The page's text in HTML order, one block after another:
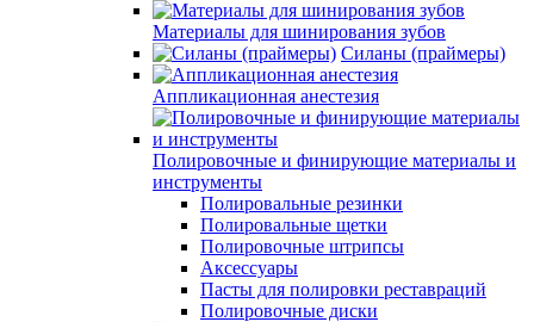
Материалы для шинирования зубов
Силаны (праймеры)
Аппликационная анестезия
Полировочные и финирующие материалы и
инструменты
Полировальные резинки
Полировальные щетки
Полировочные штрипсы
Аксессуары
Пасты для полировки реставраций
Полировочные диски